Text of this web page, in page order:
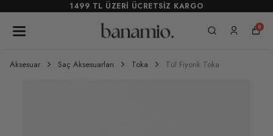
1499 TL ÜZERİ ÜCRETSİZ KARGO
0
Aksesuar Saç Aksesuarları Toka Tül Fiyonk Toka